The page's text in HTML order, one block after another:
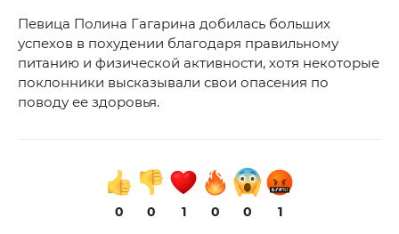
Певица Полина Гагарина добилась больших
успехов в похудении благодаря правильному
питанию и физической активности, хотя некоторые
поклонники высказывали свои опасения по
поводу ее здоровья.
0 0 1 0 0 1